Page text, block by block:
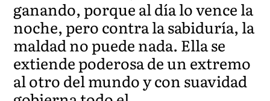
ganando, porque al día lo vence la
noche, pero contra la sabiduría, la
maldad no puede nada. Ella se
extiende poderosa de un extremo
al otro del mundo y con suavidad